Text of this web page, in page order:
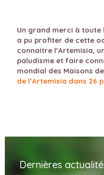
Un grand merci à toute
a pu profiter de cette
connaitre l’Artemisia,
paludisme et faire
mondial des Maisons
de l’Artemisia dans 26
Dernières